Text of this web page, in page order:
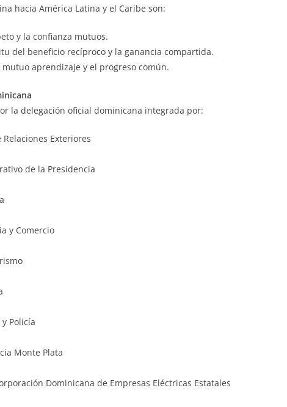
hacia América Latina y el Caribe son:
y la confianza mutuos.
del beneficio recíproco y la ganancia compartida.
aprendizaje y el progreso común.
la delegación oficial dominicana integrada por:
Exteriores
de la Presidencia
y Comercio
Policía
Monte Plata
Dominicana de Empresas Eléctricas Estatales